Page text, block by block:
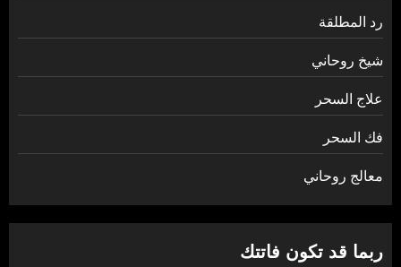
رد المطلقة
شيخ روحاني
علاج السحر
فك السحر
معالج روحاني
ربما قد تكون فاتتك